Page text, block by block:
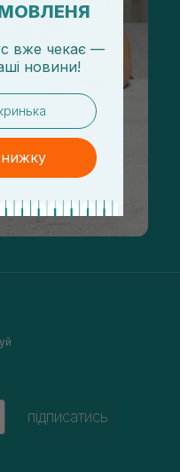
підписатись
вже чекає —
новини!